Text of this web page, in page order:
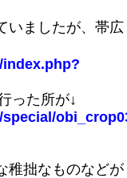
いましたが、帯広
った所が↓
稚拙なものなどが